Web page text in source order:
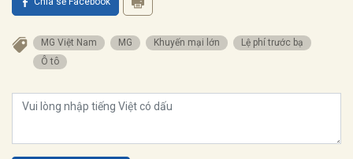
MG Việt Nam MG Khuyến mại lớn
Lệ phí trước bạ
Ô tô